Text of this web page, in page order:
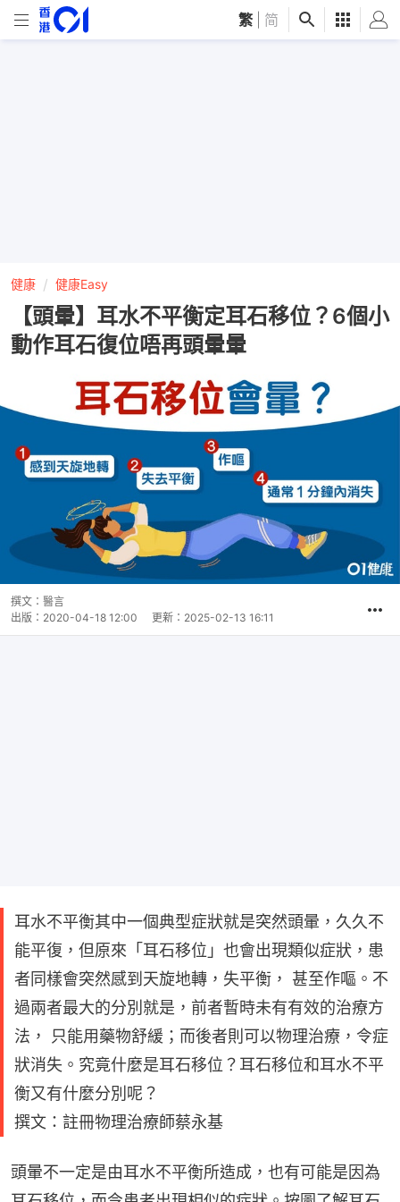
繁 简
健康 健康Easy
【頭暈】耳水不平衡定耳石移位？6個小
動作耳石復位唔再頭暈暈
撰文： 醫言
出版： 2020-04-18 12:00 更新： 2025-02-13 16:11
耳水不平衡其中一個典型症狀就是突然頭暈，久久不
能平復，但原來「耳石移位」也會出現類似症狀，患
者同樣會突然感到天旋地轉，失平衡， 甚至作嘔。不
過兩者最大的分別就是，前者暫時未有有效的治療方
法， 只能用藥物舒緩；而後者則可以物理治療，令症
狀消失。究竟什麼是耳石移位？耳石移位和耳水不平
衡又有什麼分別呢？
撰文：註冊物理治療師蔡永基
頭暈不一定是由耳水不平衡所造成，也有可能是因為